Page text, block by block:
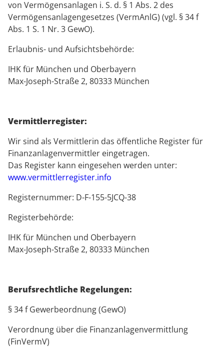
von Vermögensanlagen i. S. d. § 1 Abs. 2 des
Vermögensanlagengesetzes (VermAnlG) (vgl. § 34 f
Abs. 1 S. 1 Nr. 3 GewO).
Erlaubnis- und Aufsichtsbehörde:
IHK für München und Oberbayern
Max-Joseph-Straße 2, 80333 München
Vermittlerregister:
Wir sind als Vermittlerin das öffentliche Register für
Finanzanlagenvermittler eingetragen.
Das Register kann eingesehen werden unter:
www.vermittlerregister.info
Registernummer: D-F-155-5JCQ-38
Registerbehörde:
IHK für München und Oberbayern
Max-Joseph-Straße 2, 80333 München
Berufsrechtliche Regelungen:
§ 34 f Gewerbeordnung (GewO)
Verordnung über die Finanzanlagenvermittlung
(FinVermV)